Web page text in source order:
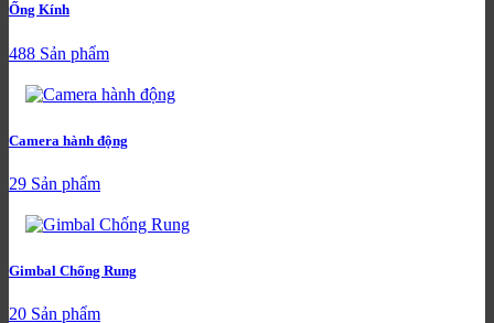
Ống Kính
488 Sản phẩm
Camera hành động
29 Sản phẩm
Gimbal Chống Rung
20 Sản phẩm